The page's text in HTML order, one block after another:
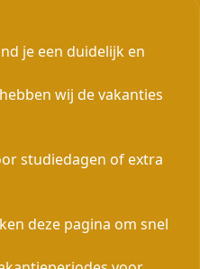
je een duidelijk en
hebben wij de vakanties
studiedagen of extra
deze pagina om snel